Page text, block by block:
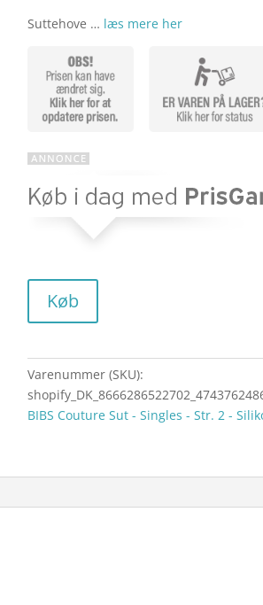
kr.
Suttehove … læs mere her
Køb
Varenummer (SKU):
BIBS Couture Sut - Singles - Str. 2 -